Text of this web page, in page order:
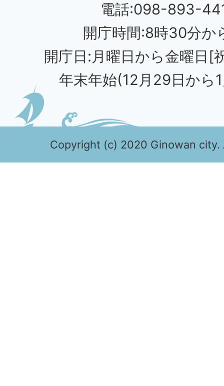
電話:098-893-
開庁時間:8時30分か
開庁日:月曜日から金曜日[
年末年始(12月29日から
Copyright (c) 2020 Ginowan city.